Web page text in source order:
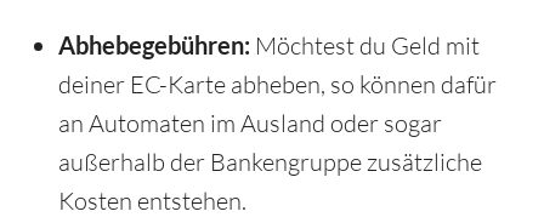
Abhebegebühren: Möchtest du Geld mit
deiner EC-Karte abheben, so können dafür
an Automaten im Ausland oder sogar
außerhalb der Bankengruppe zusätzliche
Kosten entstehen.